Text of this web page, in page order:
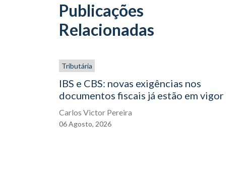
Publicações
Relacionadas
Tributária
IBS e CBS: novas exigências nos
documentos fiscais já estão em vigor
Carlos Victor Pereira
06Agosto, 2026